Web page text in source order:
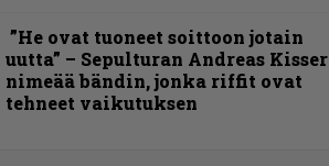
”He ovat tuoneet soittoon jotain
uutta” – Sepulturan Andreas Kisser
nimeää bändin, jonka riffit ovat
tehneet vaikutuksen